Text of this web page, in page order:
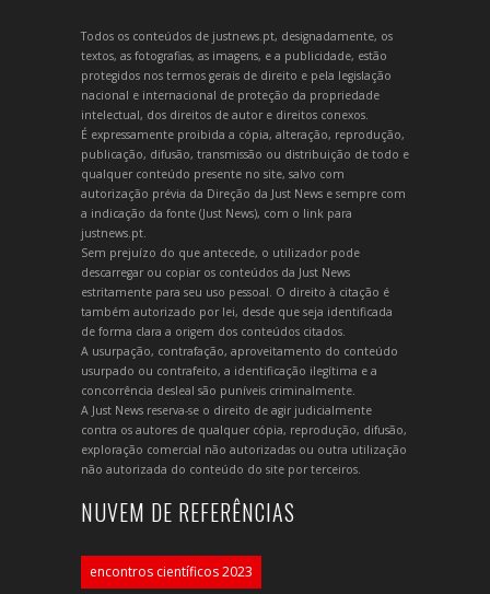
Todos os conteúdos de justnews.pt, designadamente, os
textos, as fotografias, as imagens, e a publicidade, estão
protegidos nos termos gerais de direito e pela legislação
nacional e internacional de proteção da propriedade
intelectual, dos direitos de autor e direitos conexos.
É expressamente proibida a cópia, alteração, reprodução,
publicação, difusão, transmissão ou distribuição de todo e
qualquer conteúdo presente no site, salvo com
autorização prévia da Direção da Just News e sempre com
a indicação da fonte (Just News), com o link para
justnews.pt.
Sem prejuízo do que antecede, o utilizador pode
descarregar ou copiar os conteúdos da Just News
estritamente para seu uso pessoal. O direito à citação é
também autorizado por lei, desde que seja identificada
de forma clara a origem dos conteúdos citados.
A usurpação, contrafação, aproveitamento do conteúdo
usurpado ou contrafeito, a identificação ilegítima e a
concorrência desleal são puníveis criminalmente.
A Just News reserva-se o direito de agir judicialmente
contra os autores de qualquer cópia, reprodução, difusão,
exploração comercial não autorizadas ou outra utilização
não autorizada do conteúdo do site por terceiros.
NUVEM DE REFERÊNCIAS
encontros científicos 2023